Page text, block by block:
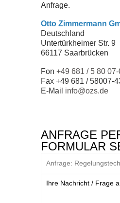
SEMINARE
DOWNLOADS
UNTERNEHMEN
GESCHICHTE
Anfrage.
Otto Zimmermann
Deutschland
Untertürkheimer Str. 9
66117 Saarbrücken
Fon +49 681 / 5 80 07-
Fax +49 681 / 58007-
E-Mail info@ozs.de
ANFRAGE
FORMULAR